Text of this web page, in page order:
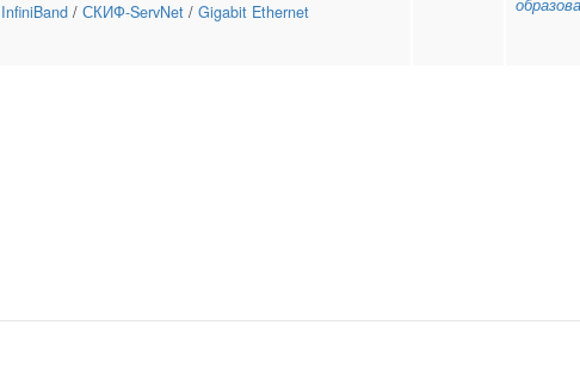
InfiniBand / СКИФ-ServNet / Gigabit Ethernet